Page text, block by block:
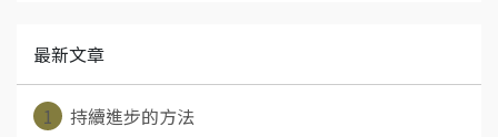
最新文章
1
持續進步的方法